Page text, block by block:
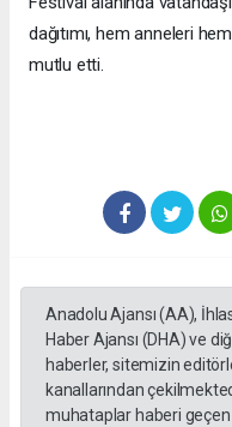
dağıtımı, hem anneleri
mutlu etti.
Anadolu Ajansı (AA),
Haber Ajansı (DHA) ve
haberler, sitemizin
kanallarından
muhataplar haberi